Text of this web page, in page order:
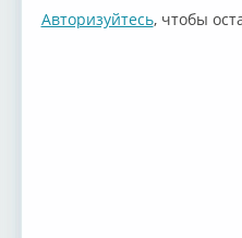
Авторизуйтесь, чтобы